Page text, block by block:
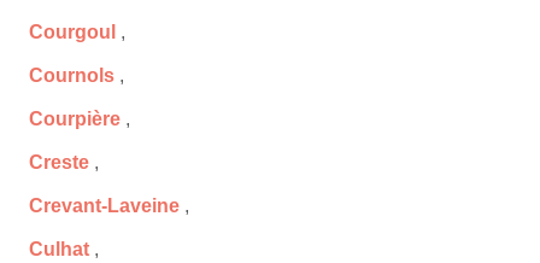
Courgoul ,
Cournols ,
Courpière ,
Creste ,
Crevant-Laveine ,
Culhat ,